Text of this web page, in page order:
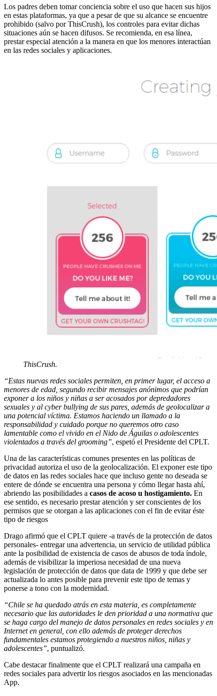
Los padres deben tomar conciencia sobre el uso que hacen sus hijos
en estas plataformas, ya que a pesar de que su alcance se encuentre
prohibido (salvo por ThisCrush), los controles para evitar dichas
situaciones aún se hacen difusos. Se recomienda, en esa línea,
prestar especial atención a la manera en que los menores interactúan
en las redes sociales y aplicaciones.
ThisCrush.
“Estas nuevas redes sociales permiten, en primer lugar, el acceso a
menores de edad, segundo recibir mensajes anónimos que podrían
exponer a los niños y niñas a ser acosados por depredadores
sexuales y al cyber bullying de sus pares, además de geolocalizar a
una potencial víctima. Estamos haciendo un llamado a la
responsabilidad y cuidado porque no queremos otro caso
lamentable como el vivido en el Nido de Águilas o adolescentes
violentados a través del grooming”, espetó el Presidente del CPLT.
Una de las características comunes presentes en las políticas de
privacidad autoriza el uso de la geolocalización. El exponer este tipo
de datos en las redes sociales hace que incluso gente no deseada se
entere de dónde se encuentra una persona y cómo llegar hasta ahí,
abriendo las posibilidades a casos de acoso u hostigamiento. En
ese sentido, es necesario prestar atención y ser conscientes de los
permisos que se otorgan a las aplicaciones con el fin de evitar éste
tipo de riesgos
Drago afirmó que el CPLT quiere -a través de la protección de datos
personales- entregar una advertencia, un servicio de utilidad pública
ante la posibilidad de existencia de casos de abusos de toda índole,
además de visibilizar la imperiosa necesidad de una nueva
legislación de protección de datos que data de 1999 y que debe ser
actualizada lo antes posible para prevenir este tipo de temas y
ponerse a tono con la modernidad.
“Chile se ha quedado atrás en esta materia, es completamente
necesario que las autoridades le den prioridad a una normativa que
se haga cargo del manejo de datos personales en redes sociales y en
Internet en general, con ello además de proteger derechos
fundamentales estamos protegiendo a nuestros niños, niñas y
adolescentes”, puntualizó.
Cabe destacar finalmente que el CPLT realizará una campaña en
redes sociales para advertir los riesgos asociados en las mencionadas
App.